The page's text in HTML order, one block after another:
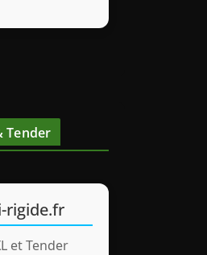
Tender
rigide.fr
et Tender